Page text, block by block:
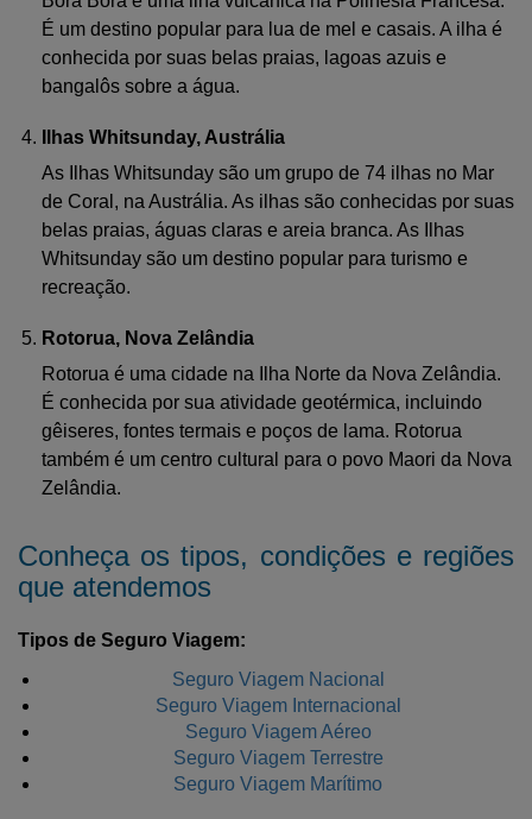
É um destino popular para lua de mel e casais. A ilha é
conhecida por suas belas praias, lagoas azuis e
bangalôs sobre a água.
Ilhas Whitsunday, Austrália
As Ilhas Whitsunday são um grupo de 74 ilhas no Mar
de Coral, na Austrália. As ilhas são conhecidas por suas
belas praias, águas claras e areia branca. As Ilhas
Whitsunday são um destino popular para turismo e
recreação.
Rotorua, Nova Zelândia
Rotorua é uma cidade na Ilha Norte da Nova Zelândia.
É conhecida por sua atividade geotérmica, incluindo
gêiseres, fontes termais e poços de lama. Rotorua
também é um centro cultural para o povo Maori da Nova
Zelândia.
Conheça os tipos, condições e regiões
que atendemos
Tipos de Seguro Viagem:
Seguro Viagem Nacional
Seguro Viagem Internacional
Seguro Viagem Aéreo
Seguro Viagem Terrestre
Seguro Viagem Marítimo